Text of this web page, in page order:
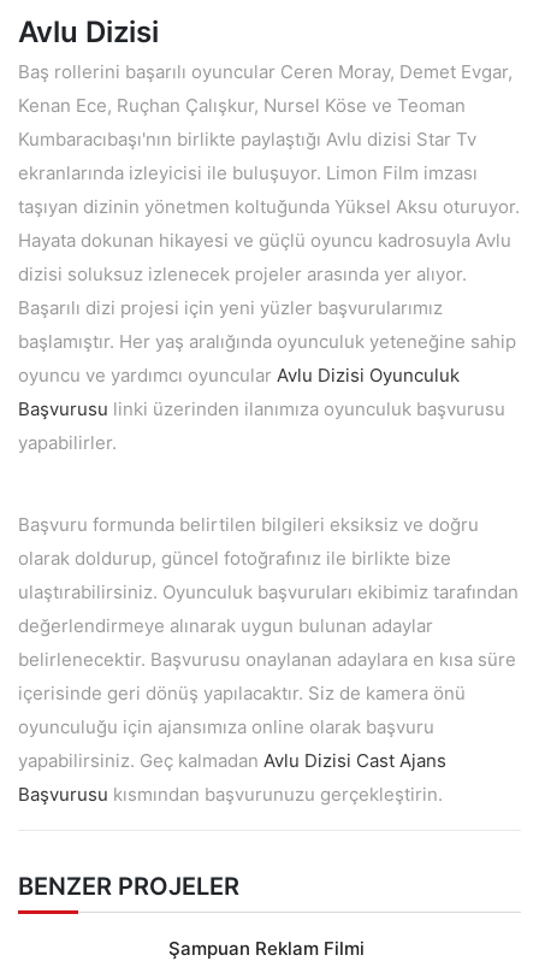
Avlu Dizisi
Baş rollerini başarılı oyuncular Ceren Moray, Demet Evgar,
Kenan Ece, Ruçhan Çalışkur, Nursel Köse ve Teoman
Kumbaracıbaşı'nın birlikte paylaştığı Avlu dizisi Star Tv
ekranlarında izleyicisi ile buluşuyor. Limon Film imzası
taşıyan dizinin yönetmen koltuğunda Yüksel Aksu oturuyor.
Hayata dokunan hikayesi ve güçlü oyuncu kadrosuyla Avlu
dizisi soluksuz izlenecek projeler arasında yer alıyor.
Başarılı dizi projesi için yeni yüzler başvurularımız
başlamıştır. Her yaş aralığında oyunculuk yeteneğine sahip
oyuncu ve yardımcı oyuncular Avlu Dizisi Oyunculuk
Başvurusu linki üzerinden ilanımıza oyunculuk başvurusu
yapabilirler.
Başvuru formunda belirtilen bilgileri eksiksiz ve doğru
olarak doldurup, güncel fotoğrafınız ile birlikte bize
ulaştırabilirsiniz. Oyunculuk başvuruları ekibimiz tarafından
değerlendirmeye alınarak uygun bulunan adaylar
belirlenecektir. Başvurusu onaylanan adaylara en kısa süre
içerisinde geri dönüş yapılacaktır. Siz de kamera önü
oyunculuğu için ajansımıza online olarak başvuru
yapabilirsiniz. Geç kalmadan Avlu Dizisi Cast Ajans
Başvurusu kısmından başvurunuzu gerçekleştirin.
BENZER PROJELER
Şampuan Reklam Filmi